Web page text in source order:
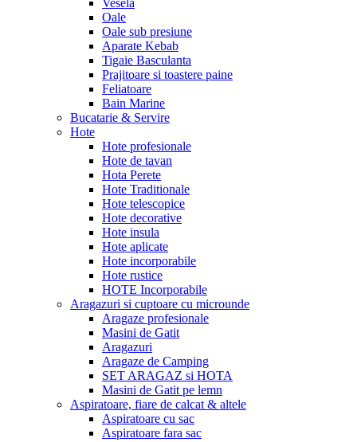
Vesela
Oale
Oale sub presiune
Aparate Kebab
Tigaie Basculanta
Prajitoare si toastere paine
Feliatoare
Bain Marine
Bucatarie & Servire
Hote
Hote profesionale
Hote de tavan
Hota Perete
Hote Traditionale
Hote telescopice
Hote decorative
Hote insula
Hote aplicate
Hote incorporabile
Hote rustice
HOTE Incorporabile
Aragazuri si cuptoare cu microunde
Aragaze profesionale
Masini de Gatit
Aragazuri
Aragaze de Camping
SET ARAGAZ si HOTA
Masini de Gatit pe lemn
Aspiratoare, fiare de calcat & altele
Aspiratoare cu sac
Aspiratoare fara sac